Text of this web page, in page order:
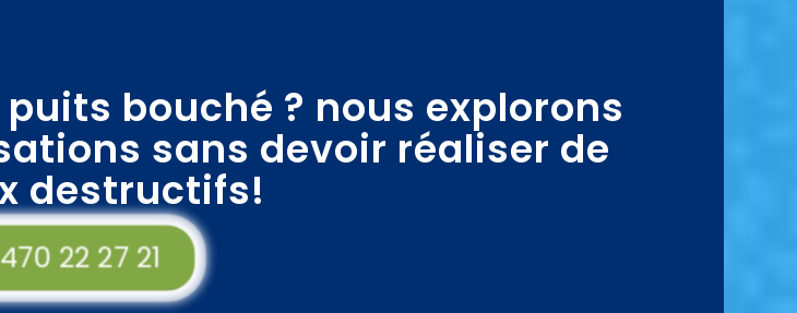
bouché ? nous explorons
sans devoir réaliser de
destructifs!
22 27 21